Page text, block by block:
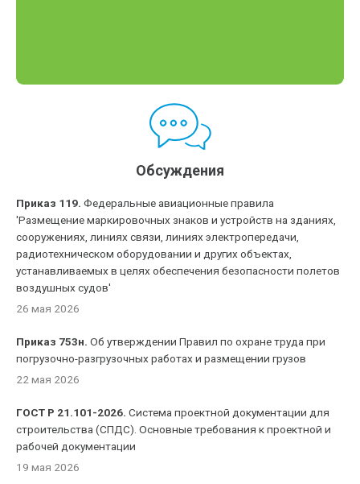
Обсуждения
Приказ 119. Федеральные авиационные правила
'Размещение маркировочных знаков и устройств на зданиях,
сооружениях, линиях связи, линиях электропередачи,
радиотехническом оборудовании и других объектах,
устанавливаемых в целях обеспечения безопасности полетов
воздушных судов'
26 мая 2026
Приказ 753н. Об утверждении Правил по охране труда при
погрузочно-разгрузочных работах и размещении грузов
22 мая 2026
ГОСТ Р 21.101-2026. Система проектной документации для
строительства (СПДС). Основные требования к проектной и
рабочей документации
19 мая 2026